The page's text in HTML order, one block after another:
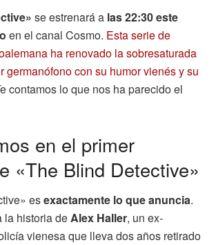
se estrenará a las 22:30 este
en el canal Cosmo. Esta serie de
ha renovado la sobresaturada
germanófono con su humor vienés y su
contamos lo que nos ha parecido el
en el primer
«The Blind Detective»
esexactamente lo que anuncia.
la historia deAlex Haller, un ex-
vienesa que lleva dos años retirado